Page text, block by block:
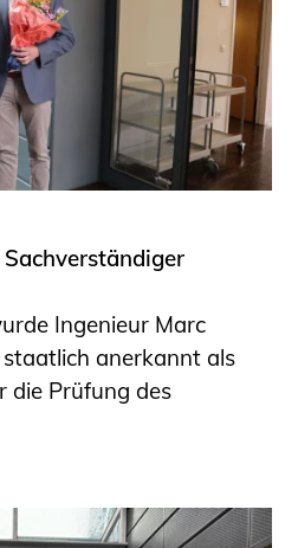
Ingenieur Marc
staatlich anerkannt als
die Prüfung des